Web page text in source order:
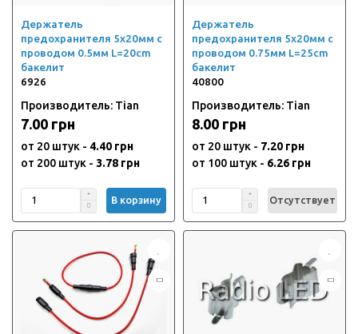
Держатель
предохранителя 5х20мм с
проводом 0.5мм L=20cm
бакелит
6926
Производитель: Tian
7.00 грн
от 20 штук - 4.40 грн
от 200 штук - 3.78 грн
В корзину
Держатель
предохранителя 5х20мм с
проводом 0.75мм L=25cm
бакелит
40800
Производитель: Tian
8.00 грн
от 20 штук - 7.20 грн
от 100 штук - 6.26 грн
Отсутствует